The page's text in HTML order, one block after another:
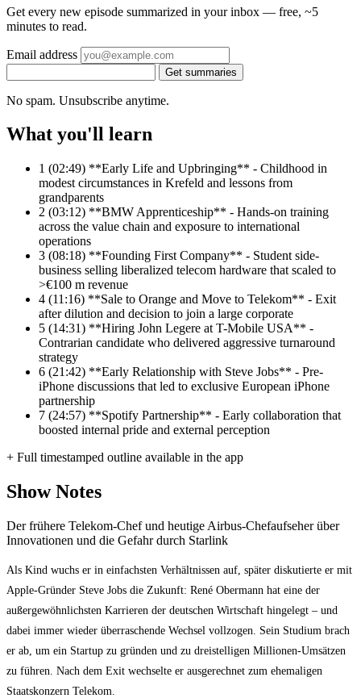
Get every new episode summarized in your inbox — free, ~5
minutes to read.
Email address
Get summaries
No spam. Unsubscribe anytime.
What you'll learn
1 (02:49) **Early Life and Upbringing** - Childhood in
modest circumstances in Krefeld and lessons from
grandparents
2 (03:12) **BMW Apprenticeship** - Hands-on training
across the value chain and exposure to international
operations
3 (08:18) **Founding First Company** - Student side-
business selling liberalized telecom hardware that scaled to
>€100 m revenue
4 (11:16) **Sale to Orange and Move to Telekom** - Exit
after dilution and decision to join a large corporate
5 (14:31) **Hiring John Legere at T-Mobile USA** -
Contrarian candidate who delivered aggressive turnaround
strategy
6 (21:42) **Early Relationship with Steve Jobs** - Pre-
iPhone discussions that led to exclusive European iPhone
partnership
7 (24:57) **Spotify Partnership** - Early collaboration that
boosted internal pride and external perception
+ Full timestamped outline available in the app
Show Notes
Der frühere Telekom-Chef und heutige Airbus-Chefaufseher über
Innovationen und die Gefahr durch Starlink
Als Kind wuchs er in einfachsten Verhältnissen auf, später diskutierte er mit
Apple-Gründer Steve Jobs die Zukunft: René Obermann hat eine der
außergewöhnlichsten Karrieren der deutschen Wirtschaft hingelegt – und
dabei immer wieder überraschende Wechsel vollzogen. Sein Studium brach
er ab, um ein Startup zu gründen und zu dreistelligen Millionen-Umsätzen
zu führen. Nach dem Exit wechselte er ausgerechnet zum ehemaligen
Staatskonzern Telekom.